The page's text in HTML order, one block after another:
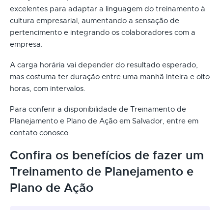
excelentes para adaptar a linguagem do treinamento à
cultura empresarial, aumentando a sensação de
pertencimento e integrando os colaboradores com a
empresa.
A carga horária vai depender do resultado esperado,
mas costuma ter duração entre uma manhã inteira e oito
horas, com intervalos.
Para conferir a disponibilidade de Treinamento de
Planejamento e Plano de Ação em Salvador, entre em
contato conosco.
Confira os benefícios de fazer um
Treinamento de Planejamento e
Plano de Ação